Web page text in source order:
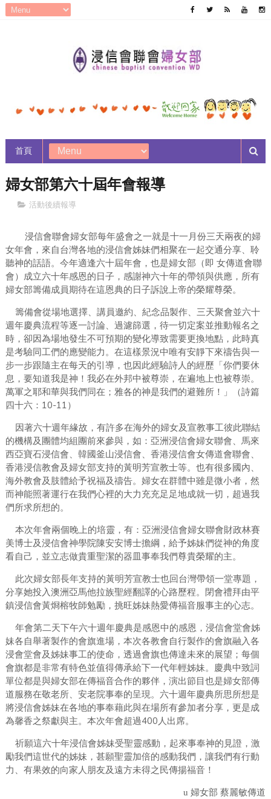
首頁
婦女部第六十屆年會報導
活動後續報導
浸信會聯會婦女部每年盛會之一就是十一月份三天兩夜的婦
女年會，來自台灣各地的浸信會姊妹們相聚在一起交通分享、聆
聽神的話語。今年適逢六十屆年會，也是婦女部（即 女傳道會聯
會）成立六十年感恩的日子，感謝神六十年的帶領與供應，所有
婦女部籌備成員期待在這恩典的日子訴說上帝的榮耀尊榮。
籌備會從場地選擇、講員邀約、紀念品製作、三天聚會並六十
週年慶典流程等逐一討論、過濾篩選，待一切定案並推動報名之
時，卻因為場地發生不可預期的變化導致需要更換地點，此時真
是考驗同工們的應變能力。在這樣景況中唯有安靜下來禱告與一
步一步跟隨主在每天的引導，也因此經驗詩人的經歷「你們要休
息，要知道我是神！我必在外邦中被尊崇，在遍地上也被尊崇。
萬軍之耶和華與我們同在；雅各的神是我們的避難所！」（詩篇
四十六： 10-11）
因著六十週年緣故，有許多在海外的婦女及宣教事工彼此聯結
的機構及團體均組團前來參與，如：亞洲浸信會婦女聯會、馬來
西亞寶石浸信會、韓國釜山浸信會、香港浸信會女傳道會聯會、
香港浸信教會及婦女部支持的黃明芳宣教士等。也有很多國內、
海外教會及肢體給予祝福及禱告。婦女在群體中雖是微小者，然
而神能照著運行在我們心裡的大力充充足足地成就一切，超過我
們所求所想的。
本次年會兩個晚上的培靈，有：亞洲浸信會婦女聯會財政林賽
美博士及浸信會神學院陳安安博士擔綱，給予姊妹們從神的角度
看自己，並立志做貴重聖潔的器皿事奉我們尊貴榮耀的主。
此次婦女部長年支持的黃明芳宣教士也回台灣帶領一堂專題，
分享她投入澳洲亞馬他拉族聖經翻譯的心路歷程。閉會禮拜由平
鎮浸信會黃烱榕牧師勉勵，挑旺姊妹熱愛傳福音服事主的心志。
年會第二天下午六十週年慶典是感恩中的感恩，浸信會堂會姊
妹各自舉著製作的會旗進場，本次各教會自行製作的會旗融入各
浸會堂會及姊妹事工的使命，透過會旗也傳達未來的展望；每個
會旗都是非常有特色並值得傳承給下一代年輕姊妹。慶典中致詞
單位都是與婦女部在傳福音合作的夥伴，演出節目也是婦女部傳
道服務在敬老所、安老院事奉的呈現。六十週年慶典所思所想是
將浸信會姊妹在各地的事奉藉此與在場所有參加者分享，更是成
為馨香之祭獻與主。本次年會超過400 人出席。
祈願這六十年浸信會姊妹受聖靈感動，起來事奉神的見證，激
勵我們這世代的姊妹，甚願聖靈加倍的感動我們，讓我們有行動
力、有果效的向家人朋友及遠方未得之民傳揚福音！
u 婦女部 蔡麗敏傳道